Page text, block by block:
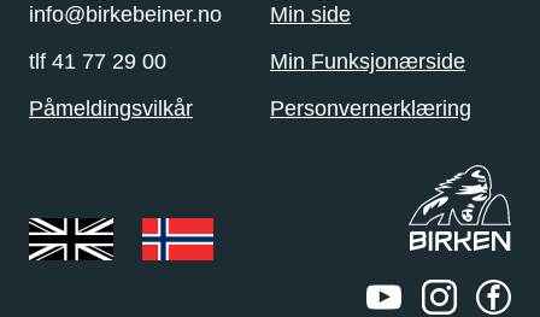
info@birkebeiner.no
tlf 41 77 29 00
Påmeldingsvilkår
Min side
Min Funksjonærside
Personvernerklæring